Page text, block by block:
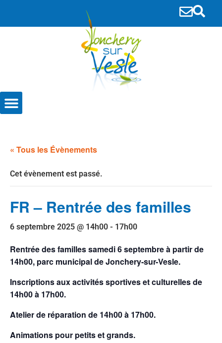
« Tous les Évènements
Cet évènement est passé.
FR – Rentrée des familles
6 septembre 2025 @ 14h00 - 17h00
Rentrée des familles samedi 6 septembre à partir de
14h00, parc municipal de Jonchery-sur-Vesle.
Inscriptions aux activités sportives et culturelles de
14h00 à 17h00.
Atelier de réparation de 14h00 à 17h00.
Animations pour petits et grands.